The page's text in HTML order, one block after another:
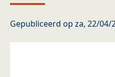
Gepubliceerd op za, 22/04/